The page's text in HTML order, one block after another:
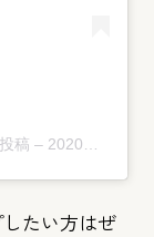
稿 – 2020年 1月月27日午前6時18分PST
たい方はぜ